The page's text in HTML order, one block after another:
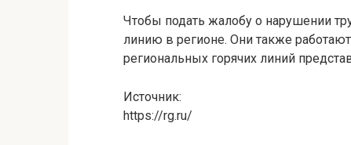
Чтобы подать жалобу о нарушении
линию в регионе. Они также
региональных горячих линий
Источник:
https://rg.ru/